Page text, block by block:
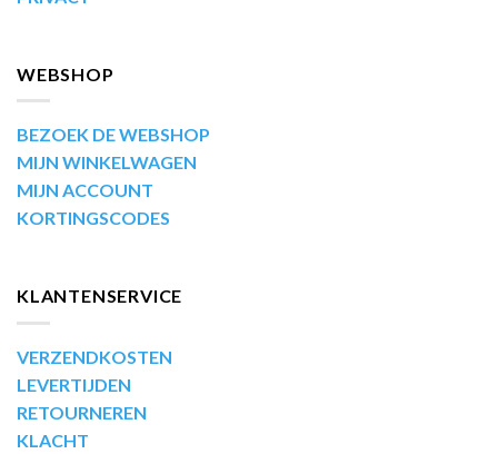
WEBSHOP
BEZOEK DE WEBSHOP
MIJN WINKELWAGEN
MIJN ACCOUNT
KORTINGSCODES
KLANTENSERVICE
VERZENDKOSTEN
LEVERTIJDEN
RETOURNEREN
KLACHT